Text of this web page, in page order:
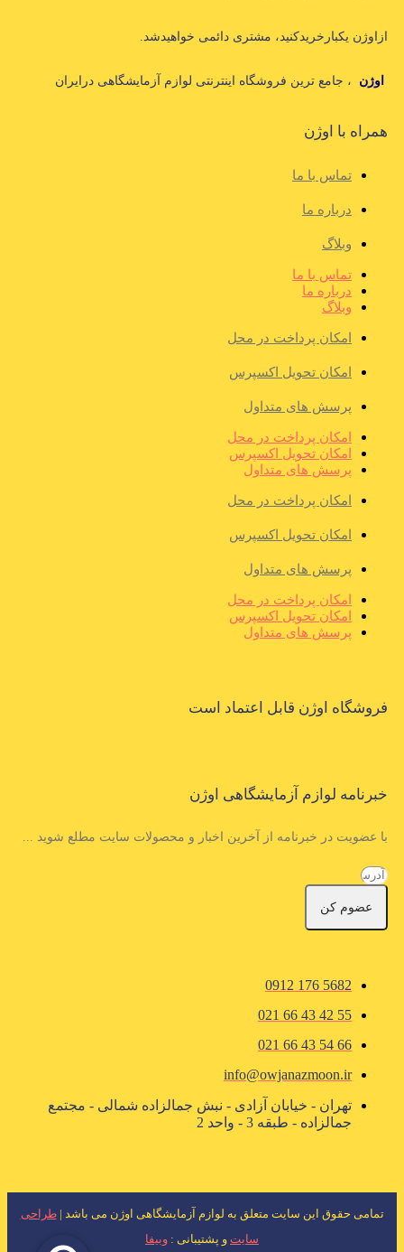
ازاوژن یکبارخریدکنید، مشتری دائمی خواهیدشد.
اوژن ، جامع ترین فروشگاه اینترنتی لوازم آزمایشگاهی درایران
همراه با اوژن
تماس با ما
درباره ما
وبلاگ
تماس با ما
درباره ما
وبلاگ
امکان پرداخت در محل
امکان تحویل اکسپرس
پرسش های متداول
امکان پرداخت در محل
امکان تحویل اکسپرس
پرسش های متداول
امکان پرداخت در محل
امکان تحویل اکسپرس
پرسش های متداول
امکان پرداخت در محل
امکان تحویل اکسپرس
پرسش های متداول
فروشگاه اوژن قابل اعتماد است
خبرنامه لوازم آزمایشگاهی اوژن
با عضویت در خبرنامه از آخرین اخبار و محصولات سایت مطلع شوید ...
عضوم کن
5682 176 0912
55 42 43 66 021
66 54 43 66 021
info@owjanazmoon.ir
تهران - خیابان آزادی - نبش جمالزاده شمالی - مجتمع
جمالزاده - طبقه 3 - واحد 2
تمامی حقوق این سایت متعلق به لوازم آزمایشگاهی اوژن می باشد |طراحی
سایت و پشتیبانی : وبیفا